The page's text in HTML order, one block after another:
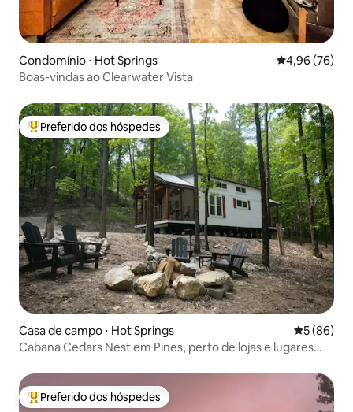
Condomínio ⋅ Hot Springs 4,96 de uma
4,96 (76)
Boas-vindas ao Clearwater Vista
Entre os melhores preferidos dos hóspedes
Preferido dos hóspedes
Casa de campo ⋅ Hot Springs 5 de uma
5 (86)
Cabana Cedars Nest em Pines, perto de lojas e lugares
Entre os melhores preferidos dos hóspedes
Preferido dos hóspedes